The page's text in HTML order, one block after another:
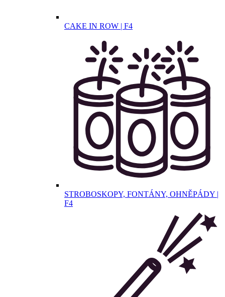
CAKE IN ROW | F4
STROBOSKOPY, FONTÁNY, OHNĚPÁDY |
F4